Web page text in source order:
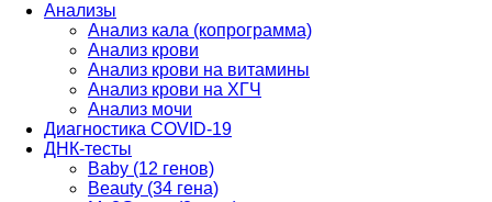
Анализы
Анализ кала (копрограмма)
Анализ крови
Анализ крови на витамины
Анализ крови на ХГЧ
Анализ мочи
Диагностика COVID-19
ДНК-тесты
Baby (12 генов)
Beauty (34 гена)